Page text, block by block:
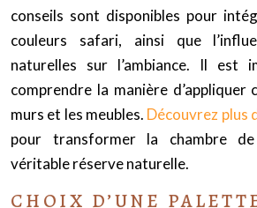
conseils sont disponibles pour
couleurs safari, ainsi que
naturelles sur l’ambiance. Il est
comprendre la manière d’appliquer
murs et les meubles. Découvrez plus
pour transformer la chambre
véritable réserve naturelle.
CHOIX D’UNE